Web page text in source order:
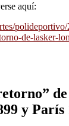
aquí:
de-lasker-
y París